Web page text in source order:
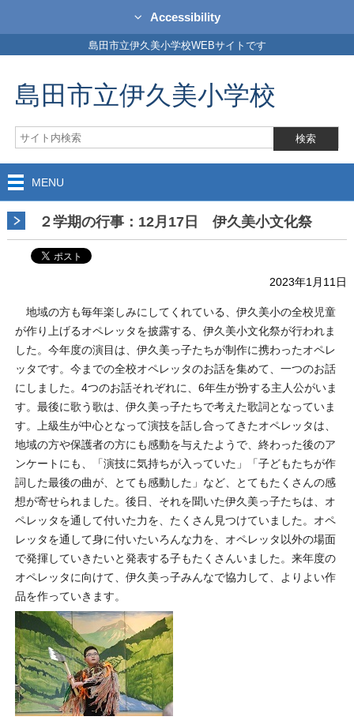
Accessibility
島田市立伊久美小学校WEBサイトです
島田市立伊久美小学校
MENU
２学期の行事：12月17日 伊久美小文化祭
2023年1月11日
地域の方も毎年楽しみにしてくれている、伊久美小の全校児童
が作り上げるオペレッタを披露する、伊久美小文化祭が行われま
した。今年度の演目は、伊久美っ子たちが制作に携わったオペレ
ッタです。今までの全校オペレッタのお話を集めて、一つのお話
にしました。4つのお話それぞれに、6年生が扮する主人公がいま
す。最後に歌う歌は、伊久美っ子たちで考えた歌詞となっていま
す。上級生が中心となって演技を話し合ってきたオペレッタは、
地域の方や保護者の方にも感動を与えたようで、終わった後のア
ンケートにも、「演技に気持ちが入っていた」「子どもたちが作
詞した最後の曲が、とても感動した」など、とてもたくさんの感
想が寄せられました。後日、それを聞いた伊久美っ子たちは、オ
ペレッタを通して付いた力を、たくさん見つけていました。オペ
レッタを通して身に付いたいろんな力を、オペレッタ以外の場面
で発揮していきたいと発表する子もたくさんいました。来年度の
オペレッタに向けて、伊久美っ子みんなで協力して、よりよい作
品を作っていきます。